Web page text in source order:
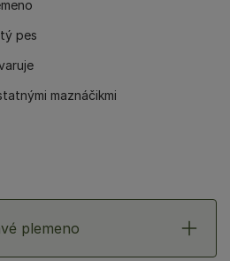
pes
maznáčikmi
plemeno